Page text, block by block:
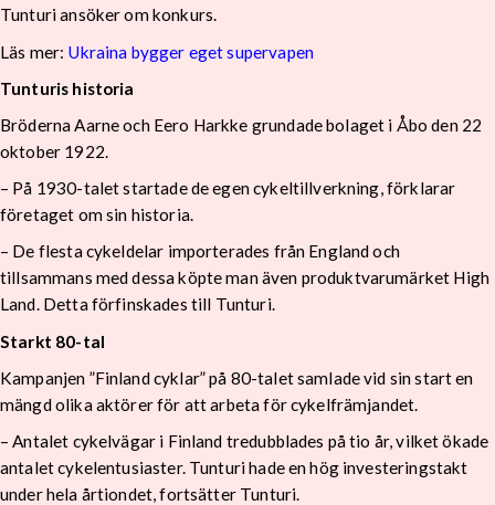
Tunturi ansöker om konkurs.
Läs mer: Ukraina bygger eget supervapen
Tunturis historia
Bröderna Aarne och Eero Harkke grundade bolaget i Åbo den 22
oktober 1922.
– På 1930-talet startade de egen cykeltillverkning, förklarar
företaget om sin historia.
– De flesta cykeldelar importerades från England och
tillsammans med dessa köpte man även produktvarumärket High
Land. Detta förfinskades till Tunturi.
Starkt 80-tal
Kampanjen ”Finland cyklar” på 80-talet samlade vid sin start en
mängd olika aktörer för att arbeta för cykelfrämjandet.
– Antalet cykelvägar i Finland tredubblades på tio år, vilket ökade
antalet cykelentusiaster. Tunturi hade en hög investeringstakt
under hela årtiondet, fortsätter Tunturi.